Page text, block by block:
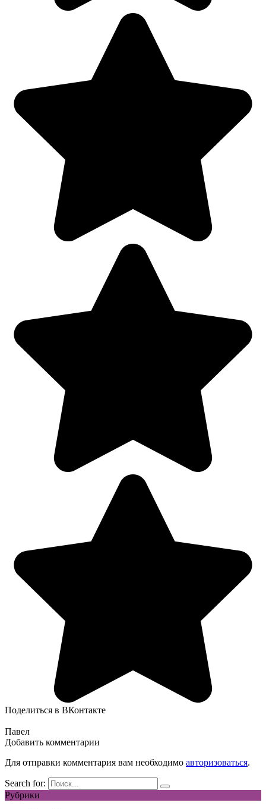
Поделиться в ВКонтакте
Павел
Добавить комментарии
Для отправки комментария вам необходимо авторизоваться.
Search for:
Рубрики